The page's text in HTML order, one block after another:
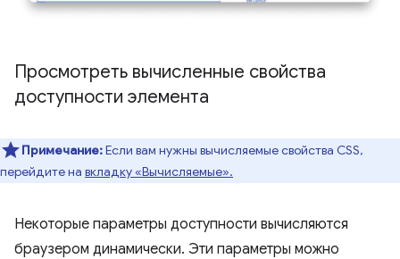
Просмотреть вычисленные свойства
доступности элемента
Примечание:Если вам нужны вычисляемые свойства CSS,
перейдите на вкладку «Вычисляемые».
Некоторые параметры доступности вычисляются
браузером динамически. Эти параметры можно